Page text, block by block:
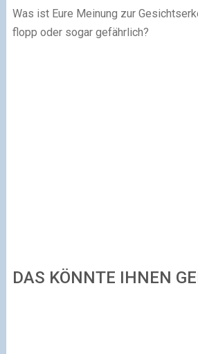
Was ist Eure Meinung zur
flopp oder sogar gefährlich?
DAS KÖNNTE IHNEN